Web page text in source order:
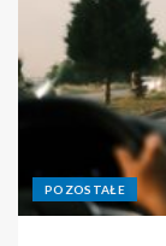
POZOSTAŁE